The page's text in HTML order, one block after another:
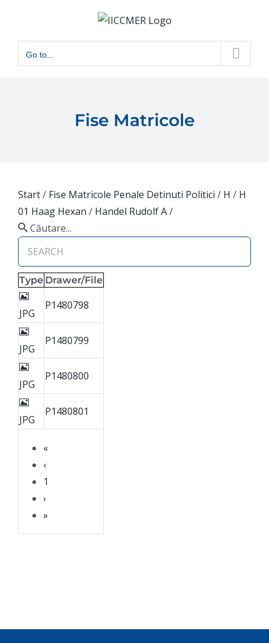
content
Go to...
Fise Matricole
Start/ Fise Matricole Penale Detinuti Politici / H / H
01 Haag Hexan / Handel Rudolf A/
Căutare...
Type Drawer/File
«
‹
1
›
»
JPG
P1480798
JPG
P1480799
JPG
P1480800
JPG
P1480801